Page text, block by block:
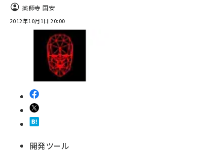
薬師寺 国安
2012年10月1日 20:00
開発ツール